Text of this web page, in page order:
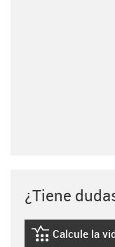
¿Tiene
igus-icon-
Calcule la